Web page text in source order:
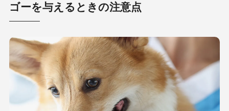
ゴーを与えるときの注意点